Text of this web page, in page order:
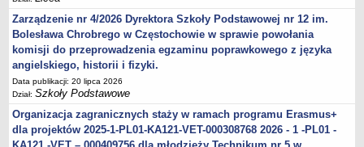
Zarządzenie nr 4/2026 Dyrektora Szkoły Podstawowej nr 12 im.
Bolesława Chrobrego w Częstochowie w sprawie powołania
komisji do przeprowadzenia egzaminu poprawkowego z języka
angielskiego, historii i fizyki.
Data publikacji: 20 lipca 2026
Dział:Szkoły Podstawowe
Organizacja zagranicznych staży w ramach programu Erasmus+
dla projektów 2025-1-PL01-KA121-VET-000308768 2026 - 1 -PL01 -